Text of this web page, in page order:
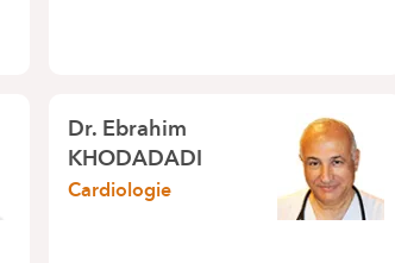
Dr.Ebrahim
KHODADADI
Cardiologie